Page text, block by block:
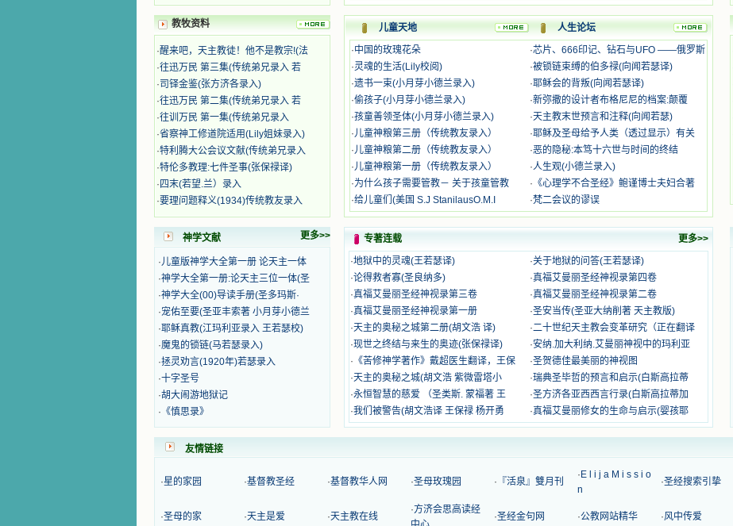
内心神圣的热情，在我的心灵深处燃
烧起一股无法扑灭的火焰，他们那强
有力的言行激励我向前。 我一面
读，一面想过着他们这样圣善的生
活，也立志不在这虚幻的尘世中寻求
安慰。我一读就是几个钟头，累了就
望着书上的圣像沉思默想。啊，当我
想到我有一天还要见到他们，亲耳聆
听他们的教诲，伴随在他们的身边，
和他们一起赞颂吾主，想到那使我欣
喜欢乐的甜蜜的相会，这世界对于我
一点吸引力都没有了。 从这些书
籍里，我认识了许多爱主的人，他们
使我更亲近主，帮助我更深的认识
主，爱主。这些曾经生活在人间的圣
各种宝藏，听他们对悦主的甜蜜喁
语，我也陶醉了。主藉着这些书籍慢
慢地培养我的心灵，当我看到这些圣
德芬芳的圣人再看看满身污秽的我，
我失望过，沮丧过，哭泣过，和主呕
气过，甚至埋怨天主不用祂的全能让
我立刻成圣。但是主让我明白，灵命
的成长需要时间，成长是渐进的，农
民等待稻谷的长成需要整个季节，才
能品尝丰收的喜悦，我也要有谦卑受
教的态度才能接受主的话语，要让这
些圣言成为血肉（果实），是需要时
间的。 从网上我读到许多有益心
记时，清泪沾腮，她的经历强烈地震
撼着我的心，我接受到了一个很大的
正之路。读圣女小德兰的传记时，我
争吵，没有仇恨，没有岐视，那是主
教牧资料
·醒来吧，天主教徒！他不是教宗!(法
·往迅万民 第三集(传统弟兄录入 若
·司铎金鉴(张方济各录入)
·往迅万民 第二集(传统弟兄录入 若
·往训万民 第一集(传统弟兄录入
·省察神工修道院适用(Lily姐妹录入)
·特利腾大公会议文献(传统弟兄录入
·特伦多教理:七件圣事(张保禄译)
· 四末(若望.兰）录入
·要理问题释义(1934)传统教友录入
儿童天地
人生论坛
·中国的玫瑰花朵
·灵魂的生活(Lily校阅)
·遗书一束(小月芽小德兰录入)
·偷孩子(小月芽小德兰录入)
·孩童善领圣体(小月芽小德兰录入)
·儿童神粮第三册（传统教友录入）
·儿童神粮第二册（传统教友录入）
·儿童神粮第一册（传统教友录入）
·为什么孩子需要管教－ 关于孩童管教
·给儿童们(美国 S.J StanilausO.M.I
·芯片、666印记、钻石与UFO ——俄罗斯
·被锁链束缚的伯多禄(向闻若瑟译)
·耶稣会的背叛(向闻若瑟译)
·新弥撒的设计者布格尼尼的档案:颠覆
·天主教末世预言和注释(向闻若瑟)
·耶稣及圣母给予人类（透过显示）有关
·恶的隐秘:本笃十六世与时间的终结
·人生观(小德兰录入)
· 《心理学不合圣经》鲍谨博士夫妇合著
·梵二会议的谬误
神学文献 更多>>
·儿童版神学大全第一册 论天主一体
·神学大全第一册:论天主三位一体(圣
·神学大全(00)导读手册(圣多玛斯·
·宠佑至要(圣亚丰索著 小月芽小德兰
·耶稣真教(江玛利亚录入 王若瑟校)
·魔鬼的锁链(马若瑟录入)
·拯灵劝言(1920年)若瑟录入
·十字圣号
·胡大闹游地狱记
· 《慎思录》
专著连载
更多>>
·地狱中的灵魂(王若瑟译) ·关于地狱的问答(王若瑟译)
·论得救者寡(圣良纳多) ·真福艾曼丽圣经神视录第四卷
·真福艾曼丽圣经神视录第三卷 ·真福艾曼丽圣经神视录第二卷
·真福艾曼丽圣经神视录第一册 ·圣安当传(圣亚大纳削著 天主教版)
·天主的奥秘之城第二册(胡文浩 译) ·二十世纪天主教会变革研究（正在翻译
·现世之终结与来生的奥迹(张保禄译) ·安纳.加大利纳.艾曼丽神视中的玛利亚
· 《苦修神学著作》戴超医生翻译，王保 ·圣贺德佳最美丽的神视图
·天主的奥秘之城(胡文浩 紫微雷塔小 ·瑞典圣毕哲的预言和启示(白斯高拉蒂
·永恒智慧的慈爱 （圣类斯. 蒙福著 王 ·圣方济各亚西西言行录(白斯高拉蒂加
·我们被警告(胡文浩译 王保禄 杨开勇 ·真福艾曼丽修女的生命与启示(婴孩耶
友情链接
·星的家园 ·基督教圣经 ·基督教华人网 ·圣母玫瑰园 · 『活泉』雙月刊
· E l i j a M i s s i o
n
·圣经搜索引挚
·圣母的家 ·天主是爱 ·天主教在线
·方济会思高读经
·圣经金句网 ·公教网站精华 ·风中传爱